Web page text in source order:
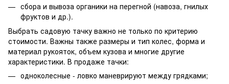
сбора и вывоза органики на перегной (навоза, гнилых
фруктов и др.).
Выбрать садовую тачку важно не только по критерию
стоимости. Важны также размеры и тип колес, форма и
материал рукояток, объем кузова и многие другие
характеристики. В продаже тачки:
одноколесные - ловко маневрируют между грядками;